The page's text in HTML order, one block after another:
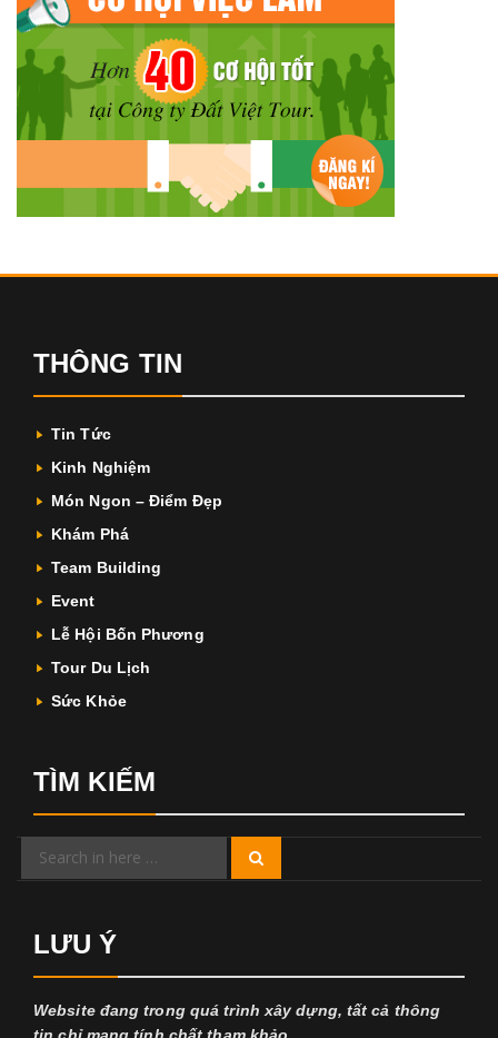
THÔNG TIN
Tin Tức
Kinh Nghiệm
Món Ngon – Điểm Đẹp
Khám Phá
Team Building
Event
Lễ Hội Bốn Phương
Tour Du Lịch
Sức Khỏe
TÌM KIẾM
Search
LƯU Ý
Website đang trong quá trình xây dựng, tất cả thông
tin chỉ mang tính chất tham khảo